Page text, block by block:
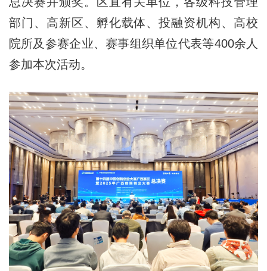
部门、高新区、孵化载体、投融资机构、高校
院所及参赛企业、赛事组织单位代表等400余人
参加本次活动。